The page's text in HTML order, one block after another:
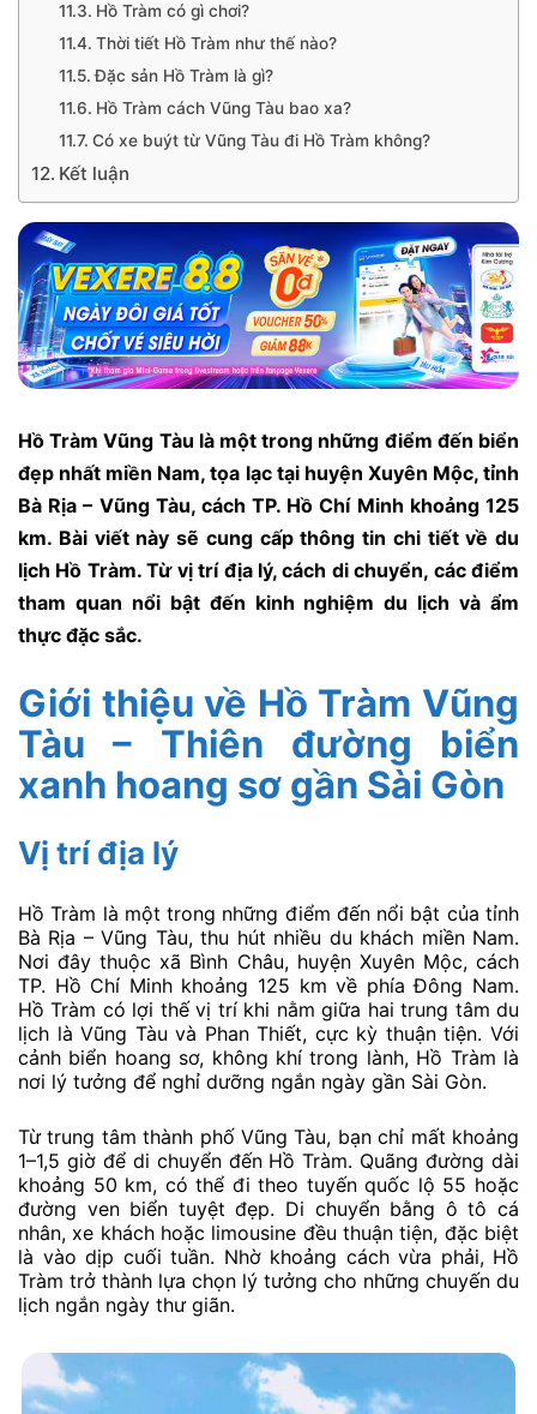
Hồ Tràm có gì chơi?
Thời tiết Hồ Tràm như thế nào?
Đặc sản Hồ Tràm là gì?
Hồ Tràm cách Vũng Tàu bao xa?
Có xe buýt từ Vũng Tàu đi Hồ Tràm không?
Kết luận
Hồ Tràm Vũng Tàu là một trong những điểm đến biển
đẹp nhất miền Nam, tọa lạc tại huyện Xuyên Mộc, tỉnh
Bà Rịa – Vũng Tàu, cách TP. Hồ Chí Minh khoảng 125
km. Bài viết này sẽ cung cấp thông tin chi tiết về du
lịch Hồ Tràm. Từ vị trí địa lý, cách di chuyển, các điểm
tham quan nổi bật đến kinh nghiệm du lịch và ẩm
thực đặc sắc.
Giới thiệu về Hồ Tràm Vũng
Tàu – Thiên đường biển
xanh hoang sơ gần Sài Gòn
Vị trí địa lý
Hồ Tràm là một trong những điểm đến nổi bật của tỉnh
Bà Rịa – Vũng Tàu, thu hút nhiều du khách miền Nam.
Nơi đây thuộc xã Bình Châu, huyện Xuyên Mộc, cách
TP. Hồ Chí Minh khoảng 125 km về phía Đông Nam.
Hồ Tràm có lợi thế vị trí khi nằm giữa hai trung tâm du
lịch là Vũng Tàu và Phan Thiết, cực kỳ thuận tiện. Với
cảnh biển hoang sơ, không khí trong lành, Hồ Tràm là
nơi lý tưởng để nghỉ dưỡng ngắn ngày gần Sài Gòn.
Từ trung tâm thành phố Vũng Tàu, bạn chỉ mất khoảng
1–1,5 giờ để di chuyển đến Hồ Tràm. Quãng đường dài
khoảng 50 km, có thể đi theo tuyến quốc lộ 55 hoặc
đường ven biển tuyệt đẹp. Di chuyển bằng ô tô cá
nhân, xe khách hoặc limousine đều thuận tiện, đặc biệt
là vào dịp cuối tuần. Nhờ khoảng cách vừa phải, Hồ
Tràm trở thành lựa chọn lý tưởng cho những chuyến du
lịch ngắn ngày thư giãn.